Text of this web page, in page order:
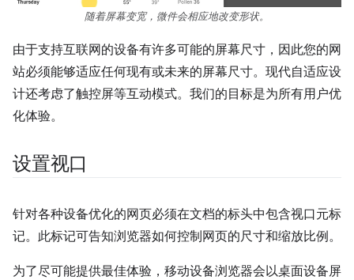
随着屏幕变宽，微件会相应地改变形状。
由于支持互联网的设备有许多可能的屏幕尺寸，因此您的网
站必须能够适应任何现有或未来的屏幕尺寸。现代自适应设
计还考虑了触控屏等互动模式。我们的目标是为所有用户优
化体验。
设置视口
针对各种设备优化的网页必须在文档的标头中包含视口元标
记。此标记可告知浏览器如何控制网页的尺寸和缩放比例。
为了尽可能提供最佳体验，移动设备浏览器会以桌面设备屏